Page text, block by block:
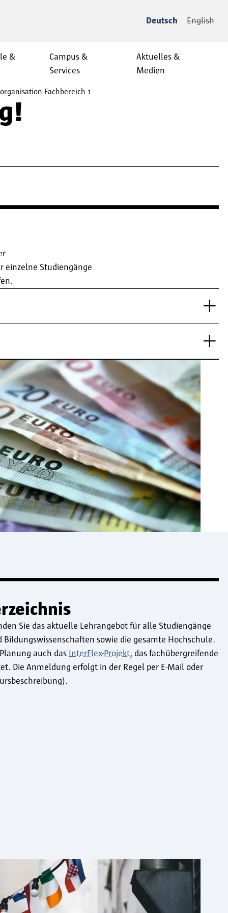
Deutsch English
&
Campus &
Services
Aktuelles &
Medien
Fachbereich 1
einzelne Studiengänge
Sie das aktuelle Lehrangebot für alle Studiengänge
Bildungswissenschaften sowie die gesamte Hochschule.
auch das InterFlex-Projekt, das fachübergreifende
Die Anmeldung erfolgt in der Regel per E-Mail oder